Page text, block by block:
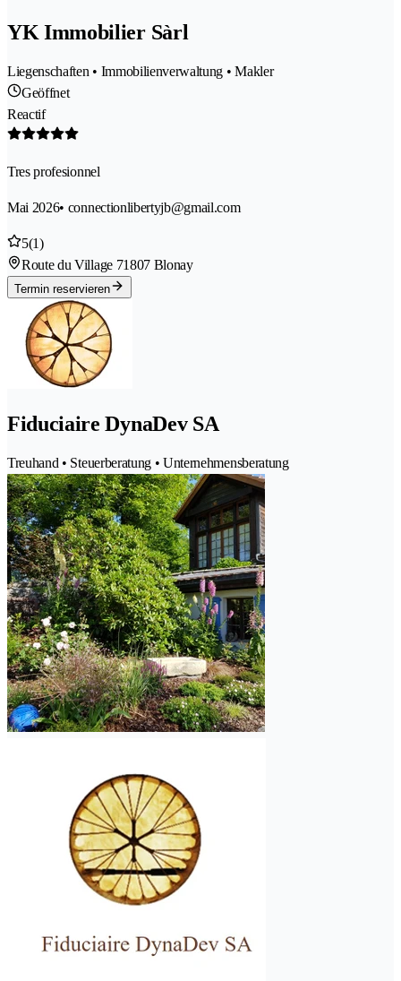
YK Immobilier Sàrl
Liegenschaften • Immobilienverwaltung • Makler
Geöffnet
Reactif
Tres profesionnel
Mai 2026• connectionlibertyjb@gmail.com
5(1)
Route du Village 71807 Blonay
Termin reservieren
Fiduciaire DynaDev SA
Treuhand • Steuerberatung • Unternehmensberatung